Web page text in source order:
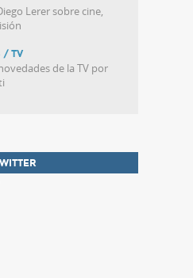
Lerer sobre cine,
/ TV
de la TV por